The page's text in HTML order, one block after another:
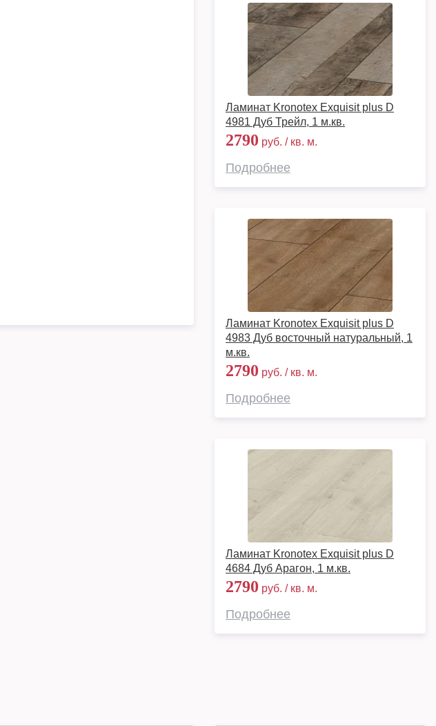
Ламинат Kronotex Exquisit plus D
4981 Дуб Трейл, 1 м.кв.
2790 руб. / кв. м.
Подробнее
Ламинат Kronotex Exquisit plus D
4983 Дуб восточный натуральный, 1
м.кв.
2790 руб. / кв. м.
Подробнее
Ламинат Kronotex Exquisit plus D
4684 Дуб Арагон, 1 м.кв.
2790 руб. / кв. м.
Подробнее